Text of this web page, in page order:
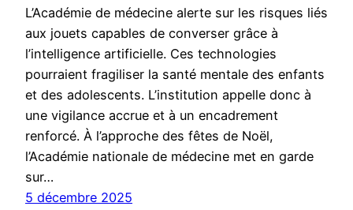
L’Académie de médecine alerte sur les risques liés
aux jouets capables de converser grâce à
l’intelligence artificielle. Ces technologies
pourraient fragiliser la santé mentale des enfants
et des adolescents. L’institution appelle donc à
une vigilance accrue et à un encadrement
renforcé. À l’approche des fêtes de Noël,
l’Académie nationale de médecine met en garde
sur…
5 décembre 2025